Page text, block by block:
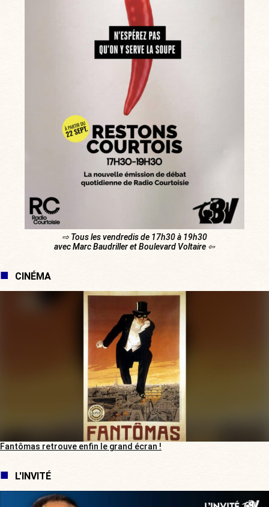
⇨ Tous les vendredis de 17h30 à 19h30
avec Marc Baudriller et Boulevard Voltaire ⇦
CINÉMA
Fantômas retrouve enfin le grand écran !
L'INVITÉ